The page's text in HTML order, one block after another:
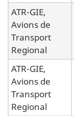
ATR-GIE,
Avions de
Transport
Regional
ATR-GIE,
Avions de
Transport
Regional